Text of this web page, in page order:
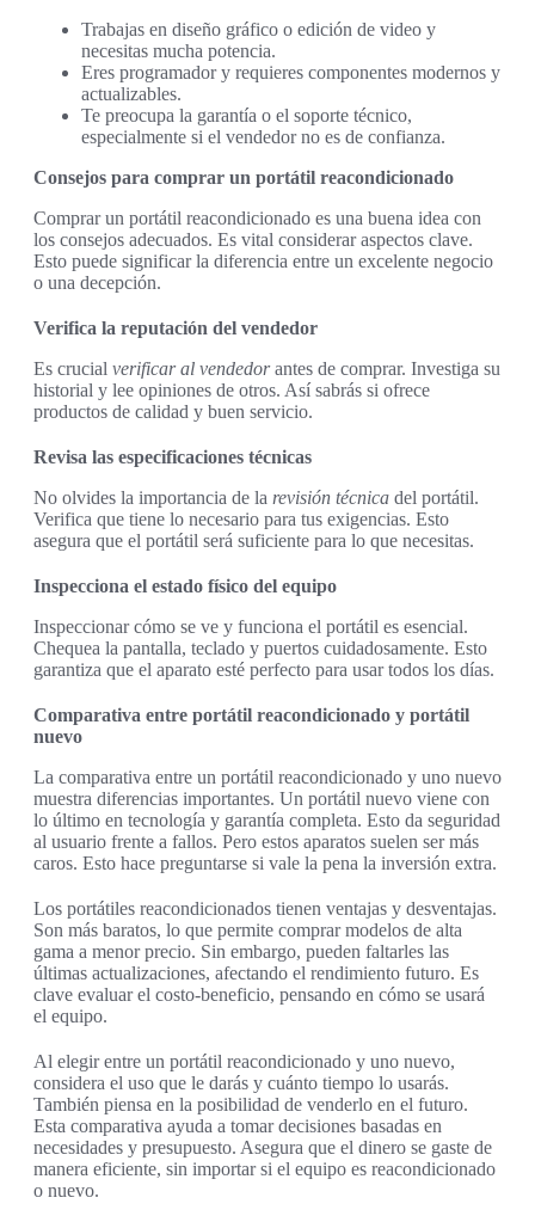
Trabajas en diseño gráfico o edición de video y
necesitas mucha potencia.
Eres programador y requieres componentes modernos y
actualizables.
Te preocupa la garantía o el soporte técnico,
especialmente si el vendedor no es de confianza.
Consejos para comprar un portátil reacondicionado
Comprar un portátil reacondicionado es una buena idea con
los consejos adecuados. Es vital considerar aspectos clave.
Esto puede significar la diferencia entre un excelente negocio
o una decepción.
Verifica la reputación del vendedor
Es crucial verificar al vendedorantes de comprar. Investiga su
historial y lee opiniones de otros. Así sabrás si ofrece
productos de calidad y buen servicio.
Revisa las especificaciones técnicas
No olvides la importancia de la revisión técnica del portátil.
Verifica que tiene lo necesario para tus exigencias. Esto
asegura que el portátil será suficiente para lo que necesitas.
Inspecciona el estado físico del equipo
Inspeccionar cómo se ve y funciona el portátil es esencial.
Chequea la pantalla, teclado y puertos cuidadosamente. Esto
garantiza que el aparato esté perfecto para usar todos los días.
Comparativa entre portátil reacondicionado y portátil
nuevo
La comparativa entre un portátil reacondicionado y uno nuevo
muestra diferencias importantes. Un portátil nuevo viene con
lo último en tecnología y garantía completa. Esto da seguridad
al usuario frente a fallos. Pero estos aparatos suelen ser más
caros. Esto hace preguntarse si vale la pena la inversión extra.
Los portátiles reacondicionados tienen ventajas y desventajas.
Son más baratos, lo que permite comprar modelos de alta
gama a menor precio. Sin embargo, pueden faltarles las
últimas actualizaciones, afectando el rendimiento futuro. Es
clave evaluar el costo-beneficio, pensando en cómo se usará
el equipo.
Al elegir entre un portátil reacondicionado y uno nuevo,
considera el uso que le darás y cuánto tiempo lo usarás.
También piensa en la posibilidad de venderlo en el futuro.
Esta comparativa ayuda a tomar decisiones basadas en
necesidades y presupuesto. Asegura que el dinero se gaste de
manera eficiente, sin importar si el equipo es reacondicionado
o nuevo.